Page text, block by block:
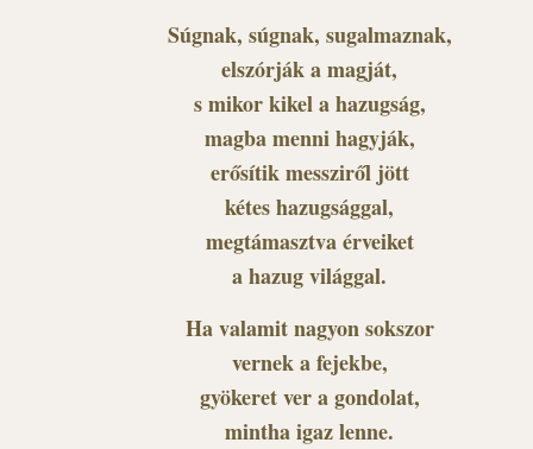
Súgnak, súgnak, sugalmaznak,
elszórják a magját,
s mikor kikel a hazugság,
magba menni hagyják,
erősítik messziről jött
kétes hazugsággal,
megtámasztva érveiket
a hazug világgal.
Ha valamit nagyon sokszor
vernek a fejekbe,
gyökeret ver a gondolat,
mintha igaz lenne.